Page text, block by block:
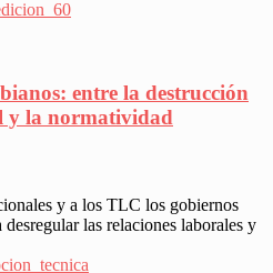
entre la destrucción
y la normatividad
y a los TLC los gobiernos
las relaciones laborales y